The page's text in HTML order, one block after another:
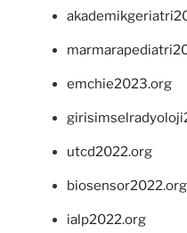
emchie2023.org
utcd2022.org
biosensor2022.org
ialp2022.org